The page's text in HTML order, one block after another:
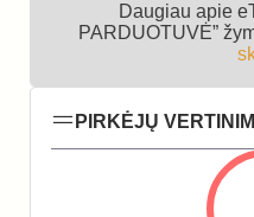
Daugiau apie
PARDUOTUVĖ”
PIRKĖJŲ